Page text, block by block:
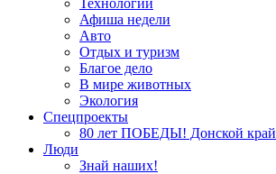
Технологии
Афиша недели
Авто
Отдых и туризм
Благое дело
В мире животных
Экология
Спецпроекты
80 лет ПОБЕДЫ! Донской край
Люди
Знай наших!